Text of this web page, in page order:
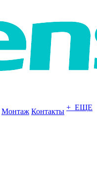
Монтаж Контакты + ЕЩЕ